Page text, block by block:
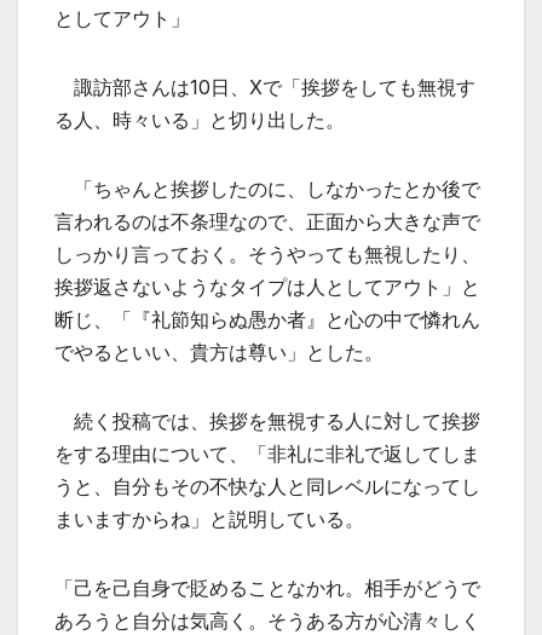
としてアウト」
諏訪部さんは10日、Xで「挨拶をしても無視す
る人、時々いる」と切り出した。
「ちゃんと挨拶したのに、しなかったとか後で
言われるのは不条理なので、正面から大きな声で
しっかり言っておく。そうやっても無視したり、
挨拶返さないようなタイプは人としてアウト」と
断じ、「『礼節知らぬ愚か者』と心の中で憐れん
でやるといい、貴方は尊い」とした。
続く投稿では、挨拶を無視する人に対して挨拶
をする理由について、「非礼に非礼で返してしま
うと、自分もその不快な人と同レベルになってし
まいますからね」と説明している。
「己を己自身で貶めることなかれ。相手がどうで
あろうと自分は気高く。そうある方が心清々しく